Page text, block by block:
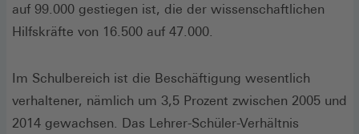
auf 99.000 gestiegen ist, die der wissenschaftlichen
Hilfskräfte von 16.500 auf 47.000.
Im Schulbereich ist die Beschäftigung wesentlich
verhaltener, nämlich um 3,5 Prozent zwischen 2005 und
2014 gewachsen. Das Lehrer-Schüler-Verhältnis